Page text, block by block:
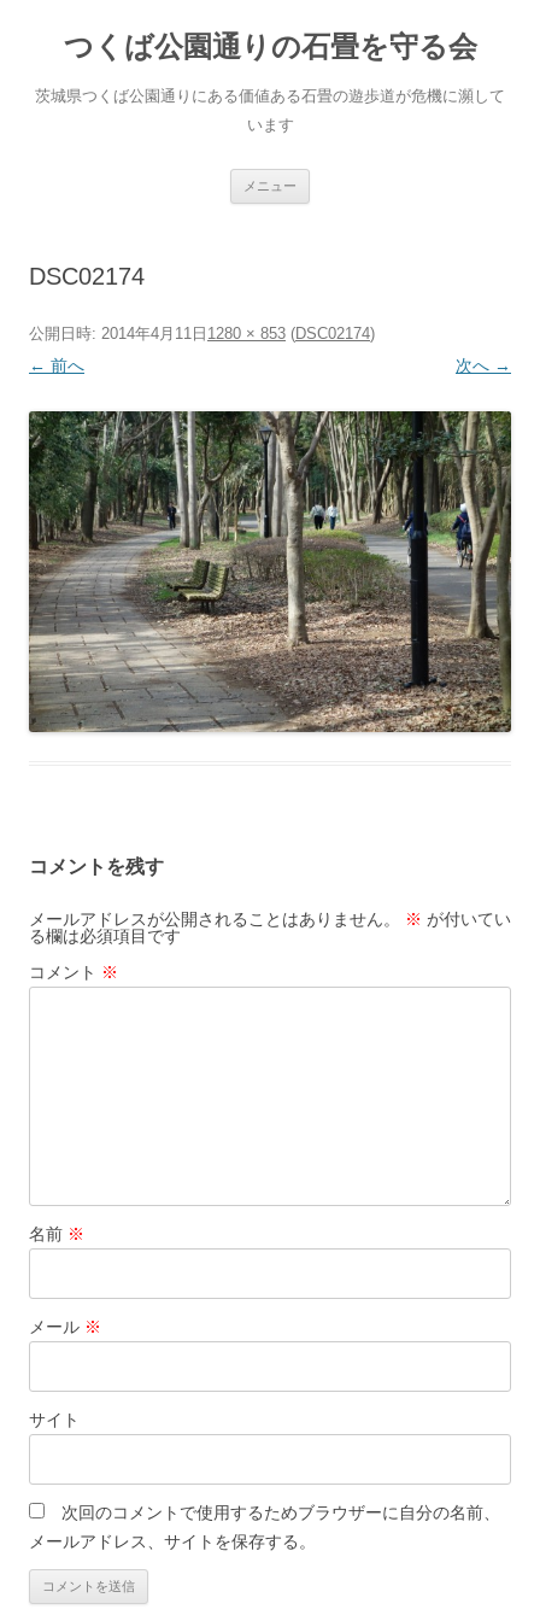
へ
ス
つくば公園通りの石畳を守る会
茨城県つくば公園通りにある価値ある石畳の遊歩道が危機に瀕して
います
メニュー
DSC02174
公開日時: 2014年4月11日 1280 × 853 (DSC02174)
← 前へ 次へ →
コメントを残す
メールアドレスが公開されることはありません。 ※ が付いてい
る欄は必須項目です
コメント ※
名前 ※
メール ※
サイト
次回のコメントで使用するためブラウザーに自分の名前、
メールアドレス、サイトを保存する。